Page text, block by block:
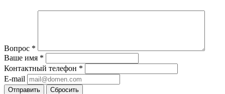
Вопрос *
Ваше имя *
Контактный телефон *
E-mail
Сбросить